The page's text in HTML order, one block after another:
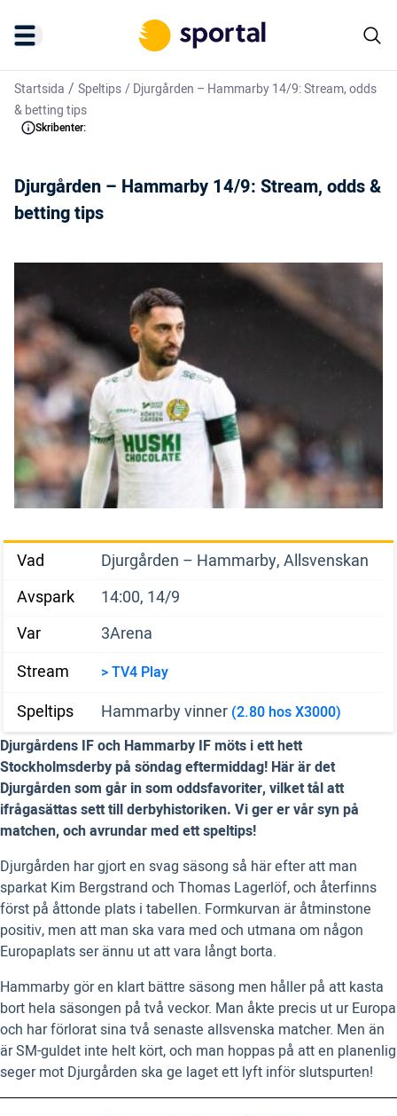
Startsida / Speltips/Djurgården – Hammarby 14/9: Stream, odds
& betting tips
Skribenter:
Djurgården – Hammarby 14/9: Stream, odds &
betting tips
Vad
Djurgården – Hammarby, Allsvenskan
Avspark
14:00, 14/9
Var
3Arena
Stream
> TV4 Play
Speltips Hammarby vinner (2.80 hos X3000)
Djurgårdens IF och Hammarby IF möts i ett hett
Stockholmsderby på söndag eftermiddag! Här är det
Djurgården som går in som oddsfavoriter, vilket tål att
ifrågasättas sett till derbyhistoriken. Vi ger er vår syn på
matchen, och avrundar med ett speltips!
Djurgården har gjort en svag säsong så här efter att man
sparkat Kim Bergstrand och Thomas Lagerlöf, och återfinns
först på åttonde plats i tabellen. Formkurvan är åtminstone
positiv, men att man ska vara med och utmana om någon
Europaplats ser ännu ut att vara långt borta.
Hammarby gör en klart bättre säsong men håller på att kasta
bort hela säsongen på två veckor. Man åkte precis ut ur Europa
och har förlorat sina två senaste allsvenska matcher. Men än
är SM-guldet inte helt kört, och man hoppas på att en planenlig
seger mot Djurgården ska ge laget ett lyft inför slutspurten!